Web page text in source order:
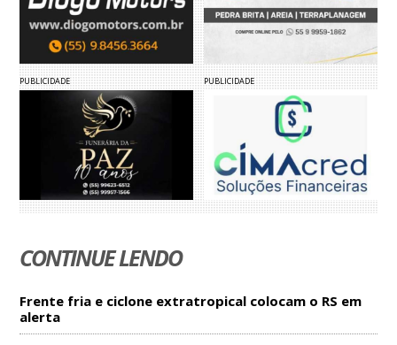
PUBLICIDADE PUBLICIDADE
CONTINUE LENDO
Frente fria e ciclone extratropical colocam o RS em
alerta